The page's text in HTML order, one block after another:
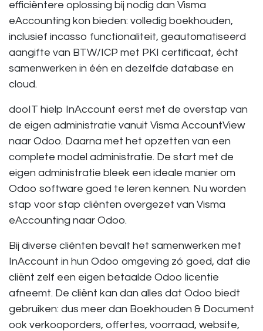
efficiëntere oplossing bij nodig dan Visma
eAccounting kon bieden: volledig boekhouden,
inclusief incasso functionaliteit, geautomatiseerd
aangifte van BTW/ICP met PKI certificaat, écht
samenwerken in één en dezelfde database en
cloud.
dooIT hielp InAccount eerst met de overstap van
de eigen administratie vanuit Visma AccountView
naar Odoo. Daarna met het opzetten van een
complete model administratie. De start met de
eigen administratie bleek een ideale manier om
Odoo software goed te leren kennen. Nu worden
stap voor stap cliënten overgezet van Visma
eAccounting naar Odoo.
Bij diverse cliënten bevalt het samenwerken met
InAccount in hun Odoo omgeving zó goed, dat die
cliënt zelf een eigen betaalde Odoo licentie
afneemt. De cliënt kan dan alles dat Odoo biedt
gebruiken: dus meer dan Boekhouden & Document
ook verkooporders, offertes, voorraad, website,